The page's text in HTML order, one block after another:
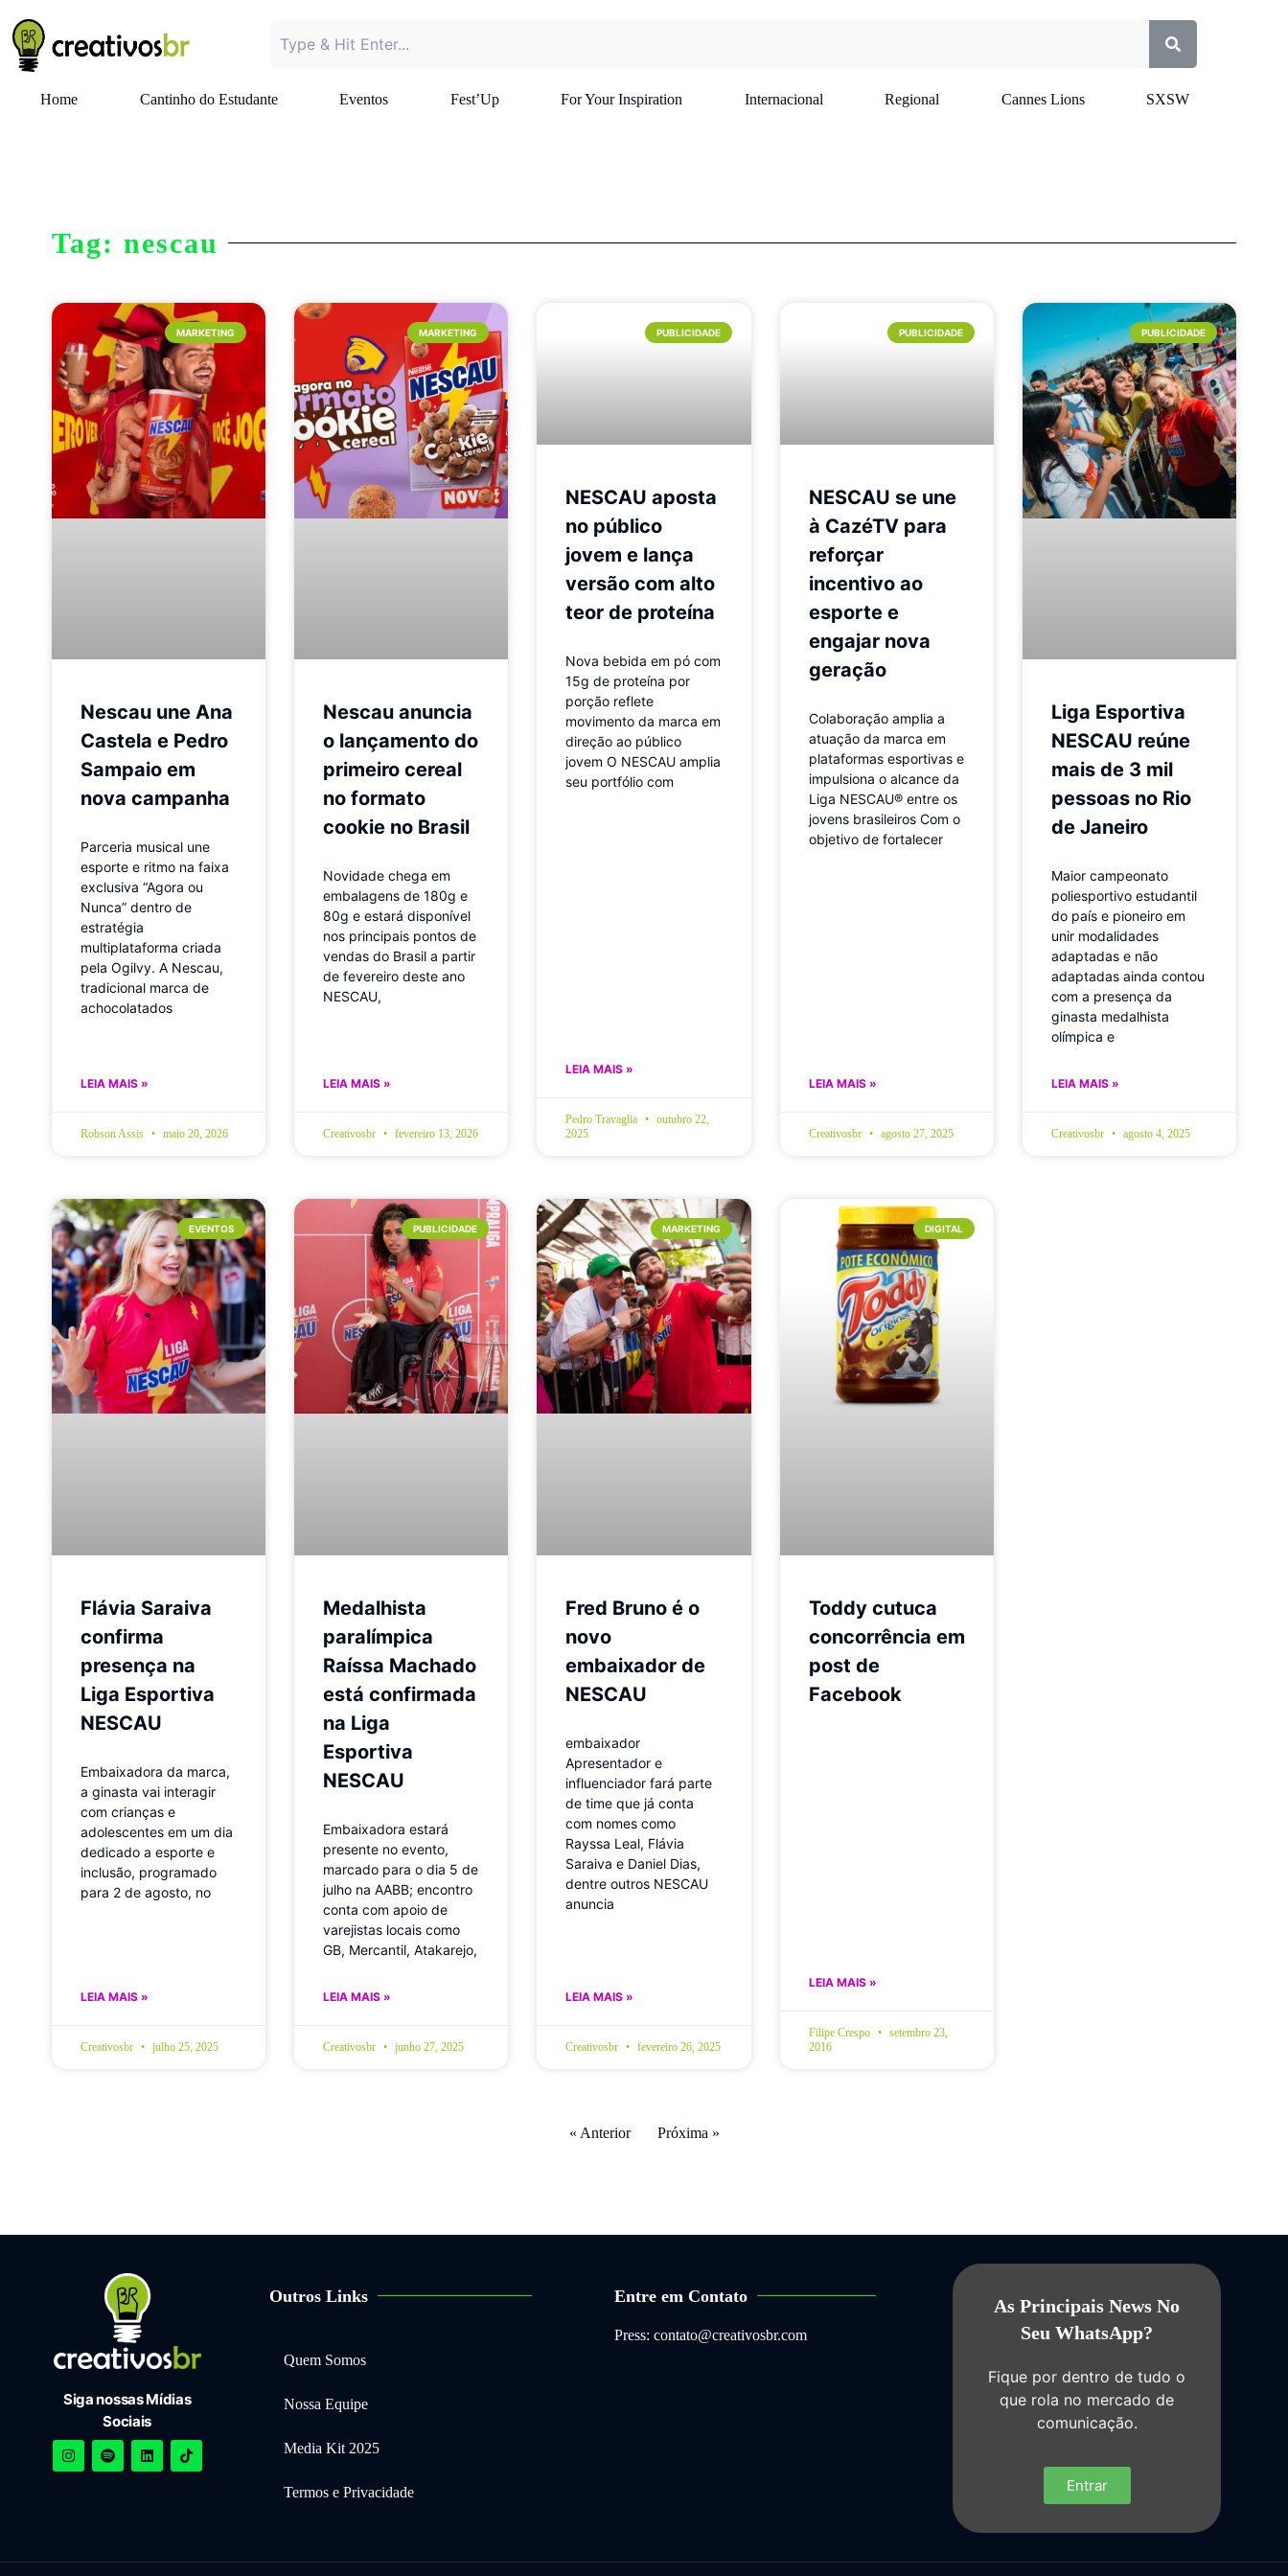
Home Cantinho do Estudante Eventos Fest’Up For Your Inspiration Internacional Regional Cannes Lions SXSW
Tag: nescau
MARKETING
Nescau une Ana
Castela e Pedro
Sampaio em
nova campanha
Parceria musical une
esporte e ritmo na faixa
exclusiva “Agora ou
Nunca” dentro de
estratégia
multiplataforma criada
pela Ogilvy. A Nescau,
tradicional marca de
achocolatados
LEIA MAIS »
Robson Assis maio 20, 2026
MARKETING
Nescau anuncia
o lançamento do
primeiro cereal
no formato
cookie no Brasil
Novidade chega em
embalagens de 180g e
80g e estará disponível
nos principais pontos de
vendas do Brasil a partir
de fevereiro deste ano
NESCAU,
LEIA MAIS »
Creativosbr fevereiro 13, 2026
PUBLICIDADE
NESCAU aposta
no público
jovem e lança
versão com alto
teor de proteína
Nova bebida em pó com
15g de proteína por
porção reflete
movimento da marca em
direção ao público
jovem O NESCAU amplia
seu portfólio com
LEIA MAIS »
Pedro Travaglia
outubro 22,
2025
PUBLICIDADE
NESCAU se une
à CazéTV para
reforçar
incentivo ao
esporte e
engajar nova
geração
Colaboração amplia a
atuação da marca em
plataformas esportivas e
impulsiona o alcance da
Liga NESCAU® entre os
jovens brasileiros Com o
objetivo de fortalecer
LEIA MAIS »
Creativosbr agosto 27, 2025
PUBLICIDADE
Liga Esportiva
NESCAU reúne
mais de 3 mil
pessoas no Rio
de Janeiro
Maior campeonato
poliesportivo estudantil
do país e pioneiro em
unir modalidades
adaptadas e não
adaptadas ainda contou
com a presença da
ginasta medalhista
olímpica e
LEIA MAIS »
Creativosbr agosto 4, 2025
EVENTOS
Flávia Saraiva
confirma
presença na
Liga Esportiva
NESCAU
Embaixadora da marca,
a ginasta vai interagir
com crianças e
adolescentes em um dia
dedicado a esporte e
inclusão, programado
para 2 de agosto, no
LEIA MAIS »
Creativosbr julho 25, 2025
PUBLICIDADE
Medalhista
paralímpica
Raíssa Machado
está confirmada
na Liga
Esportiva
NESCAU
Embaixadora estará
presente no evento,
marcado para o dia 5 de
julho na AABB; encontro
conta com apoio de
varejistas locais como
GB, Mercantil, Atakarejo,
LEIA MAIS »
Creativosbr junho 27, 2025
MARKETING
Fred Bruno é o
novo
embaixador de
NESCAU
embaixador
Apresentador e
influenciador fará parte
de time que já conta
com nomes como
Rayssa Leal, Flávia
Saraiva e Daniel Dias,
dentre outros NESCAU
anuncia
LEIA MAIS »
Creativosbr fevereiro 26, 2025
DIGITAL
Toddy cutuca
concorrência em
post de
Facebook
LEIA MAIS »
Filipe Crespo
setembro 23,
2016
« Anterior Próxima »
Siga nossas Mídias
Sociais
Outros Links
Quem Somos
Nossa Equipe
Media Kit 2025
Termos e Privacidade
Entre em Contato
Press: contato@creativosbr.com
As Principais News No
Seu WhatsApp?
Fique por dentro de tudo o
que rola no mercado de
comunicação.
Entrar